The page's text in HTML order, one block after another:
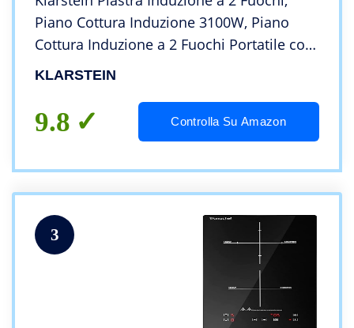
Piano Cottura Induzione 3100W, Piano
Cottura Induzione a 2 Fuochi Portatile con
Controllo Touch, Fornello a Induzione,
KLARSTEIN
9.8 Controlla Su Amazon
3